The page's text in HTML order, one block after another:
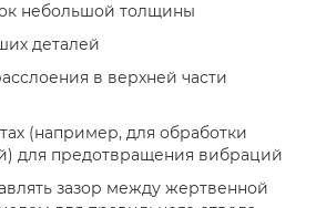
небольшой толщины
деталей
в верхней части
(например, для обработки
для предотвращения вибраций
зазор между жертвенной